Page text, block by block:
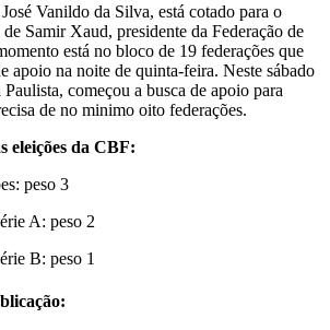
Vanildo da Silva, está cotado para o
Samir Xaud, presidente da Federação de
está no bloco de 19 federações que
apoio na noite de quinta-feira. Neste sábado
começou a busca de apoio para
de no minimo oito federações.
eleições da CBF:
peso 3
A: peso 2
B: peso 1